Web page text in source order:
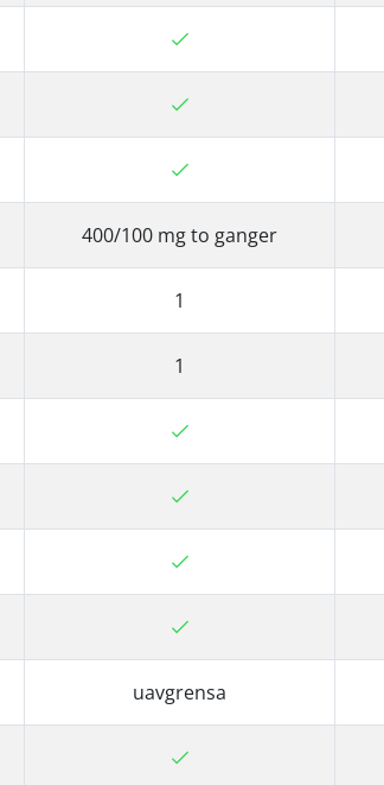
400/100 mg to ganger
1
1
uavgrensa